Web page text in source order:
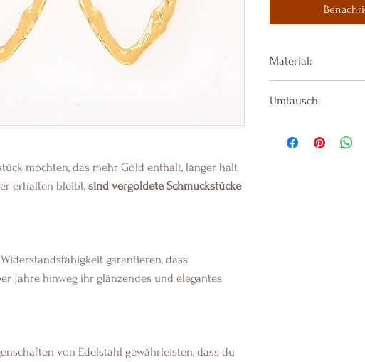
möchten, das mehr Gold enthält, länger hält
erhalten bleibt, sind vergoldete Schmuckstücke
garantieren, dass
Jahre hinweg ihr glänzendes und elegantes
von Edelstahl gewährleisten, dass du
Material:
Edelstahl
Umtausch:
Schmuck vom